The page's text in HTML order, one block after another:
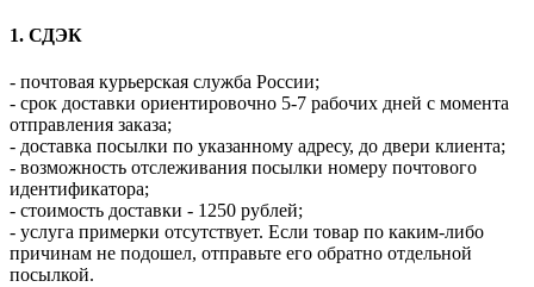
1. СДЭК
- почтовая курьерская служба России;
- срок доставки ориентировочно 5-7 рабочих дней с момента
отправления заказа;
- доставка посылки по указанному адресу, до двери клиента;
- возможность отслеживания посылки номеру почтового
идентификатора;
- стоимость доставки - 1250 рублей;
- услуга примерки отсутствует. Если товар по каким-либо
причинам не подошел, отправьте его обратно отдельной
посылкой.